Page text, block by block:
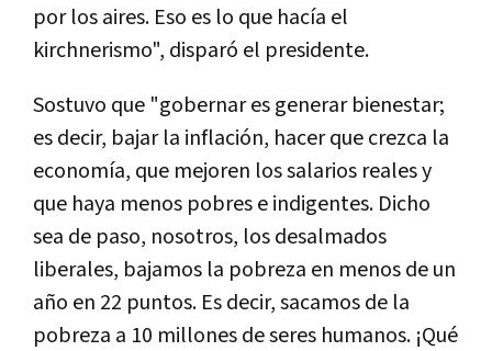
por los aires. Eso es lo que hacía el
kirchnerismo", disparó el presidente.
Sostuvo que "gobernar es generar bienestar;
es decir, bajar la inflación, hacer que crezca la
economía, que mejoren los salarios reales y
que haya menos pobres e indigentes. Dicho
sea de paso, nosotros, los desalmados
liberales, bajamos la pobreza en menos de un
año en 22 puntos. Es decir, sacamos de la
pobreza a 10 millones de seres humanos. ¡Qué